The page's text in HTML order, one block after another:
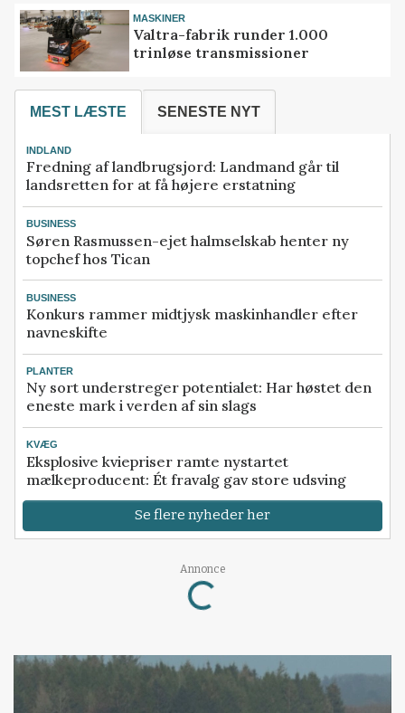
MASKINER
Valtra-fabrik runder 1.000
trinløse transmissioner
MEST LÆSTE SENESTE NYT
INDLAND
Fredning af landbrugsjord: Landmand går til
landsretten for at få højere erstatning
BUSINESS
Søren Rasmussen-ejet halmselskab henter ny
topchef hos Tican
BUSINESS
Konkurs rammer midtjysk maskinhandler efter
navneskifte
PLANTER
Ny sort understreger potentialet: Har høstet den
eneste mark i verden af sin slags
KVÆG
Eksplosive kviepriser ramte nystartet
mælkeproducent: Ét fravalg gav store udsving
Se flere nyheder her
Annonce
Loading...